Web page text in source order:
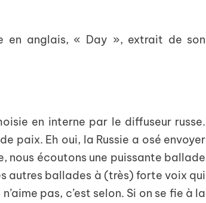
en anglais, « Day », extrait de son
en interne par le diffuseur russe.
paix. Eh oui, la Russie a osé envoyer
nous écoutons une puissante ballade
autres ballades à (très) forte voix qui
pas, c’est selon. Si on se fie à la